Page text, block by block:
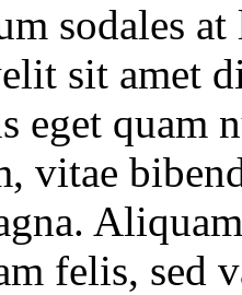
sodales
sit amet
eget quam
vitae
felis, sed